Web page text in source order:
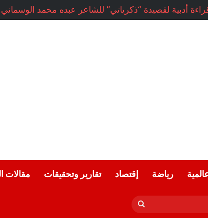
أدبية لقصيدة “ذكرياتي” للشاعر عبده محمد
رياضة إقتصاد تقارير وتحقيقات مقالات
بحث